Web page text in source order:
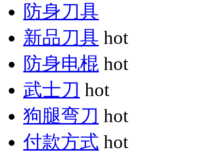
防身刀具
新品刀具 hot
防身电棍 hot
武士刀 hot
狗腿弯刀 hot
付款方式 hot